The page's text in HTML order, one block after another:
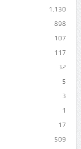
1.130
898
107
117
32
5
3
1
17
509